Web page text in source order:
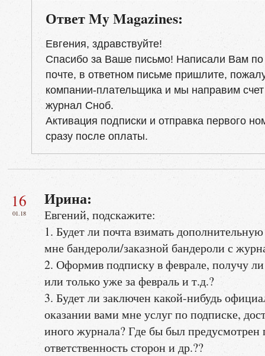
Ответ My Magazines:
Евгения, здравствуйте!
Спасибо за Ваше письмо! Написали Вам по
почте, в ответном письме пришлите,
компании-плательщика и мы направим
журнал Сноб.
Активация подписки и отправка первого
сразу после оплаты.
16
01.18
Ирина:
Евгений, подскажите:
1. Будет ли почта взимать
мне бандероли/заказной бандероли с
2. Оформив подписку в феврале, получу
или только уже за февраль и т.д.?
3. Будет ли заключен какой-нибудь
оказании вами мне услуг по подписке,
иного журнала? Где бы был предусмотрен
ответственность сторон и др.??